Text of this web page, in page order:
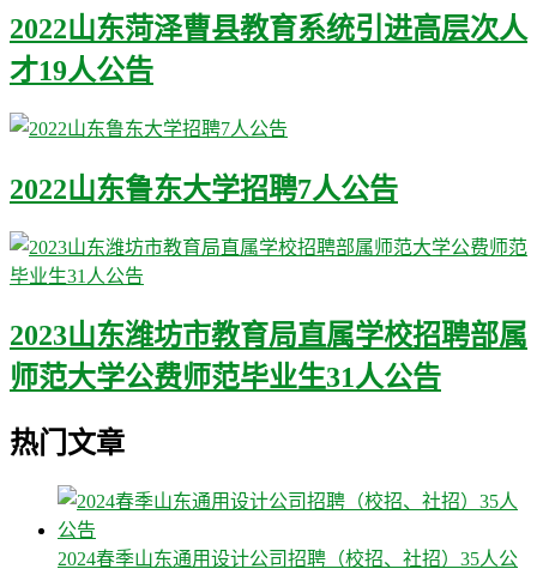
2022山东菏泽曹县教育系统引进高层次人
才19人公告
2022山东鲁东大学招聘7人公告
2023山东潍坊市教育局直属学校招聘部属
师范大学公费师范毕业生31人公告
热门文章
2024春季山东通用设计公司招聘（校招、社招）35人公